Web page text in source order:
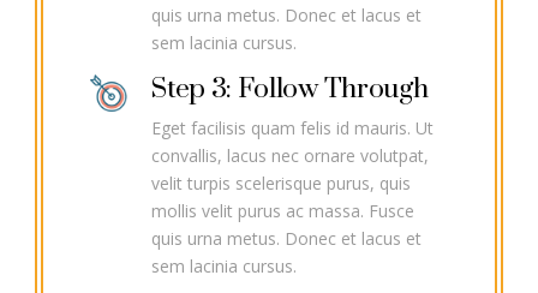
quis urna metus. Donec et lacus et
sem lacinia cursus.
Step 3: Follow Through
Eget facilisis quam felis id mauris. Ut
convallis, lacus nec ornare volutpat,
velit turpis scelerisque purus, quis
mollis velit purus ac massa. Fusce
quis urna metus. Donec et lacus et
sem lacinia cursus.